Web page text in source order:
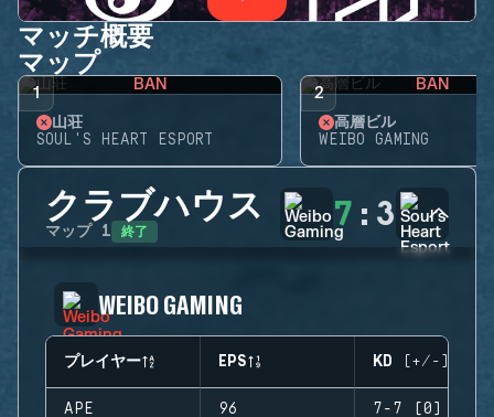
マッチ概要
マップ
1 BAN
山荘
SOUL'S HEART ESPORT
2 BAN
高層ビル
WEIBO GAMING
クラブハウス
マップ 1 終了 7 : 3
WEIBO GAMING
プレイヤー EPS KD (+/-)
APE 96 7-7 (0)